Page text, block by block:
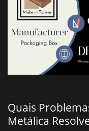
Quais
Metálica